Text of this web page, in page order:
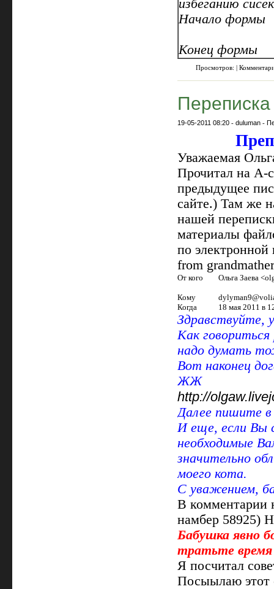
избеганию
Начало формы
Конец формы
Просмотров: |
19-05-2011 08:20 -duluman -
Уважаемая
Прочитал на А-
предыдущее
сайте.) Там же
нашей
материалы
по
from
От кого Ольга Заева
Кому
Когда
18 мая 2011 в
Здравствуйте,
Как
надо думать
Вот наконец
ЖЖ
http://
Далее пишите
И еще, если Вы
необходимые
значительно
моего кота.
С уважением,
В комментарии
намбер 58925)
Бабушка явно
тратьте
Я посчитал
Посыылаю этот